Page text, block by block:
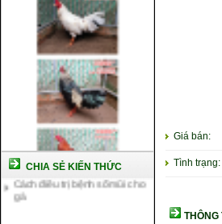
CHIA SẺ KIẾN THỨC
Cách nuôi gà chế độ đá c1
Cách nuôi gà đông tảo thuần
chủng
Kỹ thuật nuôi gà con mới nở
Hướng dẫn nuôi gà đá
Tại sao bạn cần biết cách nuôi
gà chọi ?
Cách điều trị bệnh sổ mũi cho
gà
Giá bán:
Tình trạng:
THÔNG